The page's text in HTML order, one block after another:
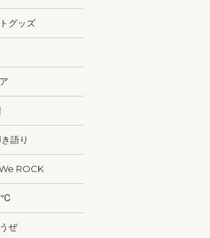
グッズ
語り
ROCK
ぜ